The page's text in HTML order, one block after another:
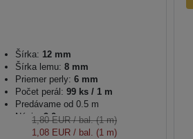
Šírka: 12 mm
Šírka lemu: 8 mm
Priemer perly: 6 mm
Počet perál: 99 ks / 1 m
Predávame od 0.5 m
Návin:9.0 m
1,80 EUR/ bal. (1 m)
1,08 EUR/ bal. (1 m)